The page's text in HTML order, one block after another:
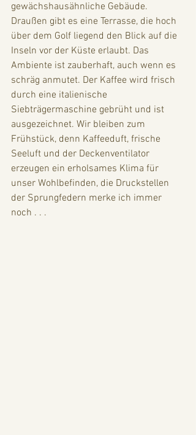
gewächshausähnliche Gebäude.
Draußen gibt es eine Terrasse, die hoch
über dem Golf liegend den Blick auf die
Inseln vor der Küste erlaubt. Das
Ambiente ist zauberhaft, auch wenn es
schräg anmutet. Der Kaffee wird frisch
durch eine italienische
Siebträgermaschine gebrüht und ist
ausgezeichnet. Wir bleiben zum
Frühstück, denn Kaffeeduft, frische
Seeluft und der Deckenventilator
erzeugen ein erholsames Klima für
unser Wohlbefinden, die Druckstellen
der Sprungfedern merke ich immer
noch . . .